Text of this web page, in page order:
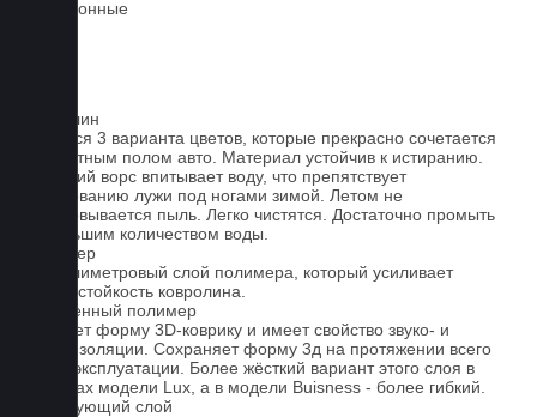
Всесезонные
Ковролин
Имеется 3 варианта цветов, которые прекрасно сочетается
со штатным полом авто. Материал устойчив к истиранию.
Короткий ворс впитывает воду, что препятствует
образованию лужи под ногами зимой. Летом не
образовывается пыль. Легко чистятся. Достаточно промыть
небольшим количеством воды.
Полимер
1-миллиметровый слой полимера, который усиливает
износостойкость ковролина.
Вспененный полимер
Придает форму 3D-коврику и имеет свойство звуко- и
теплоизоляции. Сохраняет форму 3д на протяжении всего
срока эксплуатации. Более жёсткий вариант этого слоя в
ковриках модели Lux, а в модели Buisness - более гибкий.
Армирующий слой